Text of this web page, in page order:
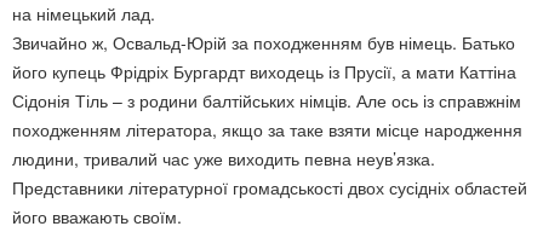
на німецький лад.
Звичайно ж, Освальд-Юрій за походженням був німець. Батько
його купець Фрідріх Бургардт виходець із Прусії, а мати Каттіна
Сідонія Тіль – з родини балтійських німців. Але ось із справжнім
походженням літератора, якщо за таке взяти місце народження
людини, тривалий час уже виходить певна неув’язка.
Представники літературної громадськості двох сусідніх областей
його вважають своїм.